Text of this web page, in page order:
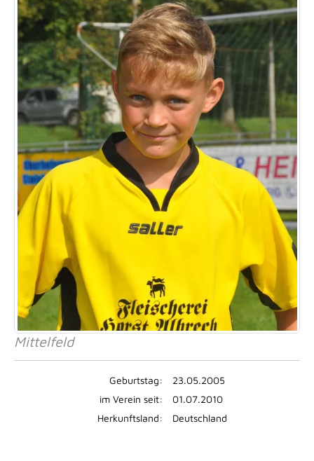
Mittelfeld
Geburtstag:
23.05.2005
im Verein seit:
01.07.2010
Herkunftsland:
Deutschland